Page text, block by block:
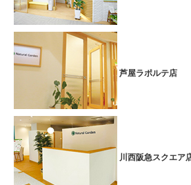
芦屋ラポルテ店
川西阪急スクエア